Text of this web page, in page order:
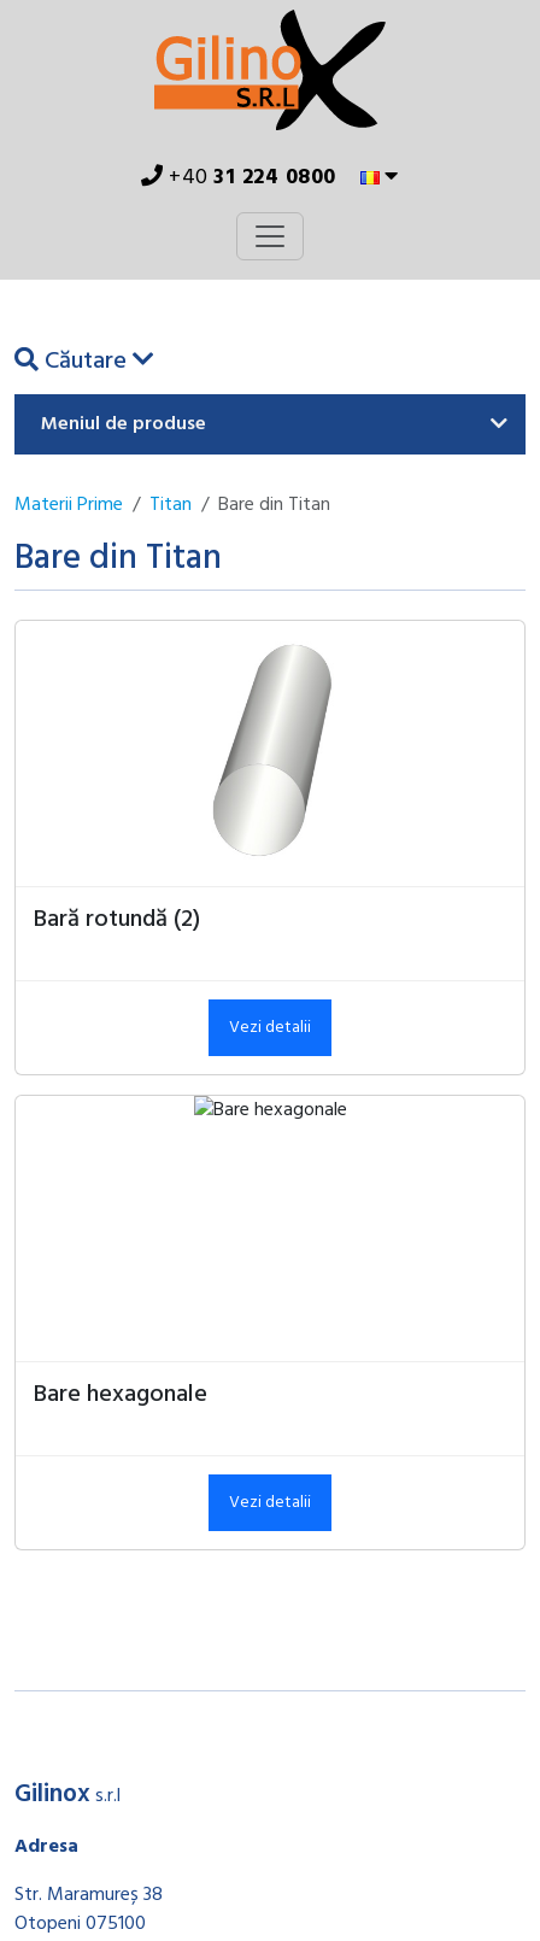
+4031 224 0800
Căutare
Meniul de produse
Materii Prime Titan Bare din Titan
Bare din Titan
Bară rotundă (2)
Vezi detalii
Bare hexagonale
Vezi detalii
Gilinoxs.r.l
Adresa
Str. Maramureș 38
Otopeni 075100